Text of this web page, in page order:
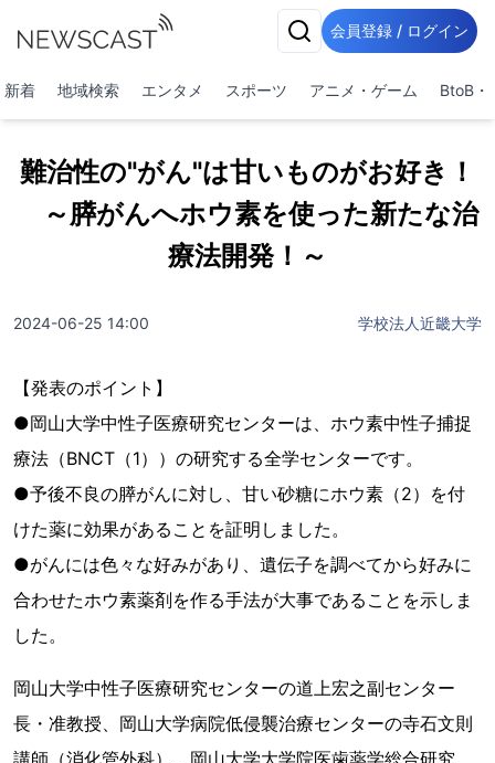
会員登録 / ログイン
新着 地域検索 エンタメ スポーツ アニメ・ゲーム BtoB・
難治性の"がん"は甘いものがお好き！
～膵がんへホウ素を使った新たな治
療法開発！～
2024-06-25 14:00 学校法人近畿大学
【発表のポイント】
●岡山大学中性子医療研究センターは、ホウ素中性子捕捉
療法（BNCT（1））の研究する全学センターです。
●予後不良の膵がんに対し、甘い砂糖にホウ素（2）を付
けた薬に効果があることを証明しました。
●がんには色々な好みがあり、遺伝子を調べてから好みに
合わせたホウ素薬剤を作る手法が大事であることを示しま
した。
岡山大学中性子医療研究センターの道上宏之副センター
長・准教授、岡山大学病院低侵襲治療センターの寺石文則
講師（消化管外科）、岡山大学大学院医歯薬学総合研究